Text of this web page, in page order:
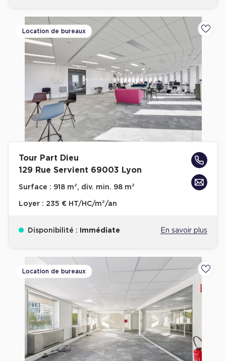
Location de bureaux
Tour Part Dieu
129 Rue Servient 69003 Lyon
Surface : 918 m², div. min. 98 m²
Loyer : 235 € HT/HC/m²/an
Disponibilité : Immédiate En savoir plus
Location de bureaux